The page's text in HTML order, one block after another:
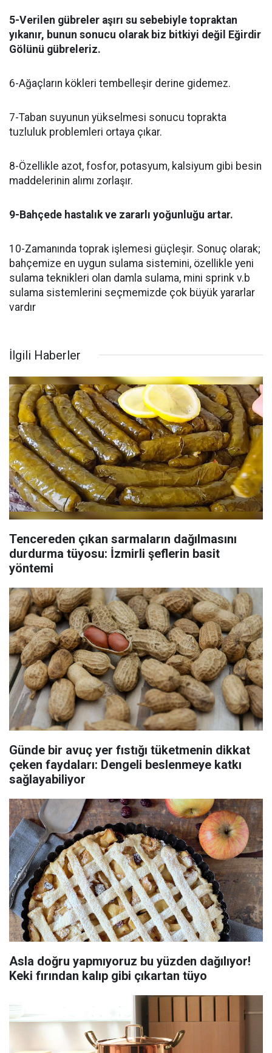
5-Verilen gübreler aşırı su sebebiyle topraktan
yıkanır, bunun sonucu olarak biz bitkiyi değil Eğirdir
Gölünü gübreleriz.
6-Ağaçların kökleri tembelleşir derine gidemez.
7-Taban suyunun yükselmesi sonucu toprakta
tuzluluk problemleri ortaya çıkar.
8-Özellikle azot, fosfor, potasyum, kalsiyum gibi besin
maddelerinin alımı zorlaşır.
9-Bahçede hastalık ve zararlı yoğunluğu artar.
10-Zamanında toprak işlemesi güçleşir. Sonuç olarak;
bahçemize en uygun sulama sistemini, özellikle yeni
sulama teknikleri olan damla sulama, mini sprink v.b
sulama sistemlerini seçmemizde çok büyük yararlar
vardır
İlgili Haberler
Tencereden çıkan sarmaların dağılmasını
durdurma tüyosu: İzmirli şeflerin basit
yöntemi
Günde bir avuç yer fıstığı tüketmenin dikkat
çeken faydaları: Dengeli beslenmeye katkı
sağlayabiliyor
Asla doğru yapmıyoruz bu yüzden dağılıyor!
Keki fırından kalıp gibi çıkartan tüyo